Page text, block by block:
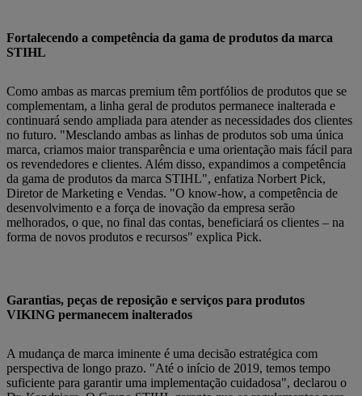
Fortalecendo a competência da gama de produtos da marca
STIHL
Como ambas as marcas premium têm portfólios de produtos que se
complementam, a linha geral de produtos permanece inalterada e
continuará sendo ampliada para atender as necessidades dos clientes
no futuro. "Mesclando ambas as linhas de produtos sob uma única
marca, criamos maior transparência e uma orientação mais fácil para
os revendedores e clientes. Além disso, expandimos a competência
da gama de produtos da marca STIHL", enfatiza Norbert Pick,
Diretor de Marketing e Vendas. "O know-how, a competência de
desenvolvimento e a força de inovação da empresa serão
melhorados, o que, no final das contas, beneficiará os clientes – na
forma de novos produtos e recursos" explica Pick.
Garantias, peças de reposição e serviços para produtos
VIKING permanecem inalterados
A mudança de marca iminente é uma decisão estratégica com
perspectiva de longo prazo. "Até o início de 2019, temos tempo
suficiente para garantir uma implementação cuidadosa", declarou o